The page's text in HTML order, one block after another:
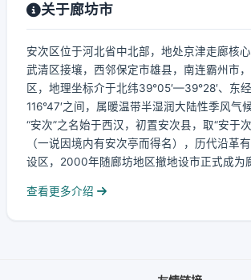
关于廊坊市
安次区位于河北省中北部，地处京津走廊核
武清区接壤，西邻保定市雄县，南连霸州市
区，地理坐标介于北纬39°05′—39°28′、东
116°47′之间，属暖温带半湿润大陆性季风气候
“安次”之名始于西汉，初置安次县，取“安于
（一说因境内有安次亭而得名），历代沿革
设区，2000年随廊坊地区撤地设市正式成为
查看更多介绍